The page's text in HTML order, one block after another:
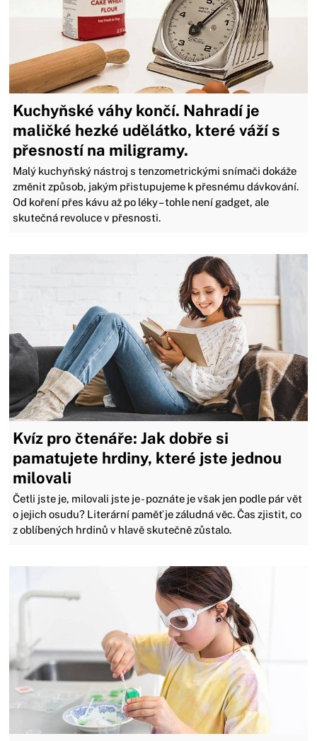
Kuchyňské váhy končí. Nahradí je
maličké hezké udělátko, které váží s
přesností na miligramy.
Malý kuchyňský nástroj s tenzometrickými snímači dokáže
změnit způsob, jakým přistupujeme k přesnému dávkování.
Od koření přes kávu až po léky – tohle není gadget, ale
skutečná revoluce v přesnosti.
Kvíz pro čtenáře: Jak dobře si
pamatujete hrdiny, které jste jednou
milovali
Četli jste je, milovali jste je - poznáte je však jen podle pár vět
o jejich osudu? Literární paměť je záludná věc. Čas zjistit, co
z oblíbených hrdinů v hlavě skutečně zůstalo.